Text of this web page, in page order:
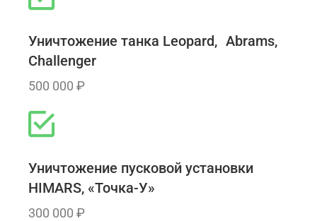
Уничтожение танка Leopard, Abrams,
Challenger
500 000 ₽
Уничтожение пусковой установки
HIMARS, «Точка-У»
300 000 ₽